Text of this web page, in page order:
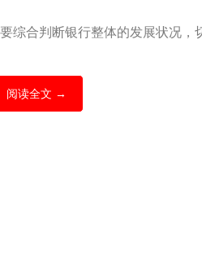
综合判断银行整体的发展状况，
阅读全文 →